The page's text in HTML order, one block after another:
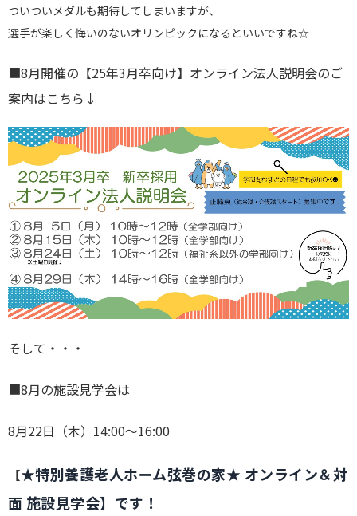
ついついメダルも期待してしまいますが、
選手が楽しく悔いのないオリンピックになるといいですね☆
■8月開催の【25年3月卒向け】オンライン法人説明会のご
案内はこちら↓
そして・・・
■8月の施設見学会は
8月22日（木）14:00～16:00
【★特別養護老人ホーム弦巻の家★ オンライン＆対
面 施設見学会】です！